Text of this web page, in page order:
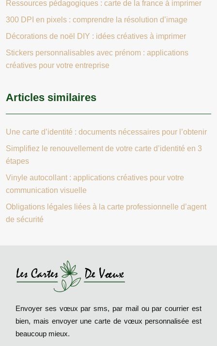
Ressources pédagogiques : carte de la france à imprimer
300 DPI en pixels : comprendre la résolution d’image
Décorations de noël DIY : idées créatives à imprimer
Stickers personnalisables avec prénom : applications
créatives pour votre entreprise
Articles similaires
Une carte d’identité : documents nécessaires pour l’obtenir
Simplifiez le renouvellement de votre carte d’identité en 3
étapes
Vinyle autocollant : applications créatives pour votre
communication visuelle
Obligations légales liées à la carte professionnelle d’agent
de sécurité
Envoyer ses vœux par sms, par mail ou par courrier est
bien, mais envoyer une carte de vœux personnalisée est
beaucoup mieux.